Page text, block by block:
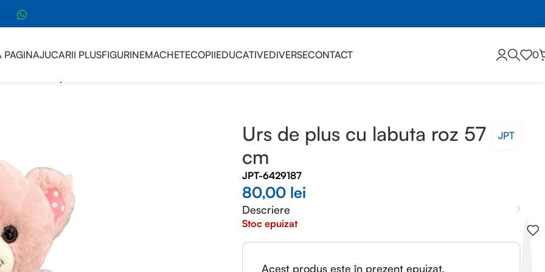
PAGINAJUCARII PLUSFIGURINEMACHETECOPIIEDUCATIVEDIVERSECONTACT
0
Urs de plus cu labuta roz 57
cm
JPT
JPT-6429187
80,00 lei
Descriere
Stoc epuizat
Acest produs este în prezent epuizat.